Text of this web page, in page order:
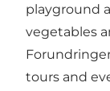
playground
vegetables
tours and